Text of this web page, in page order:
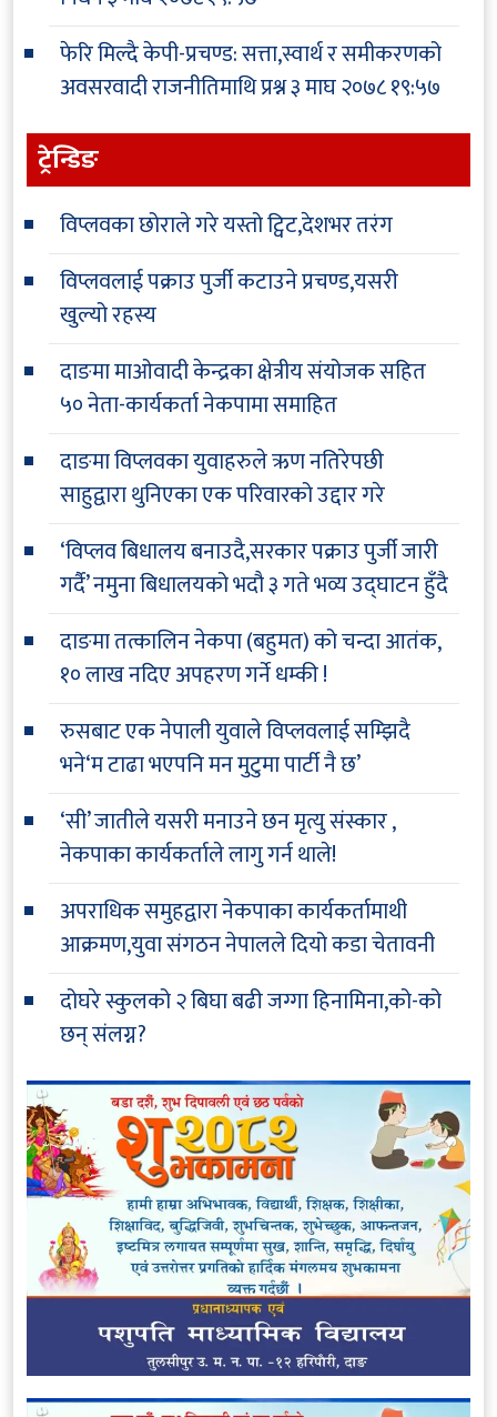
फेरि मिल्दै केपी-प्रचण्ड: सत्ता,स्वार्थ र समीकरणको
अवसरवादी राजनीतिमाथि प्रश्न३ माघ २०७८ १९:५७
ट्रेन्डिङ
विप्लवका छोराले गरे यस्तो ट्विट,देशभर तरंग
विप्लवलाई पक्राउ पुर्जी कटाउने प्रचण्ड,यसरी
खुल्यो रहस्य
दाङमा माओवादी केन्द्रका क्षेत्रीय संयोजक सहित
५० नेता-कार्यकर्ता नेकपामा समाहित
दाङमा विप्लवका युवाहरुले ऋण नतिरेपछी
साहुद्वारा थुनिएका एक परिवारको उद्दार गरे
‘विप्लव बिधालय बनाउदै,सरकार पक्राउ पुर्जी जारी
गर्दै’ नमुना बिधालयको भदौ ३ गते भव्य उद्घाटन हुँदै
दाङमा तत्कालिन नेकपा (बहुमत) को चन्दा आतंक,
१० लाख नदिए अपहरण गर्ने धम्की !
रुसबाट एक नेपाली युवाले विप्लवलाई सम्झिदै
भने‘म टाढा भएपनि मन मुटुमा पार्टी नै छ’
‘सी’ जातीले यसरी मनाउने छन मृत्यु संस्कार ,
नेकपाका कार्यकर्ताले लागु गर्न थाले!
अपराधिक समुहद्वारा नेकपाका कार्यकर्तामाथी
आक्रमण,युवा संगठन नेपालले दियो कडा चेतावनी
दोघरे स्कुलको २ बिघा बढी जग्गा हिनामिना,को-को
छन् संलग्न?